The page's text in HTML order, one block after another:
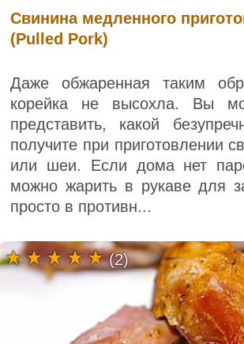
Свинина медленного
(Pulled Pork)
Даже обжаренная таким
корейка не высохла. Вы
представить, какой
получите при приготовлении
или шеи. Если дома нет
можно жарить в рукаве для
просто в противн...
(2)